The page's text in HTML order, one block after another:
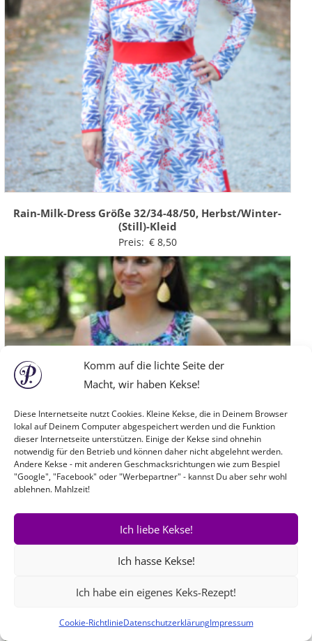
Komm auf die lichte Seite der
Macht, wir haben Kekse!
Diese Internetseite nutzt Cookies. Kleine Kekse, die in Deinem Browser
lokal auf Deinem Computer abgespeichert werden und die Funktion
dieser Internetseite unterstützen. Einige der Kekse sind ohnehin
notwendig für den Betrieb und können daher nicht abgelehnt werden.
Andere Kekse - mit anderen Geschmacksrichtungen wie zum Bespiel
"Google", "Facebook" oder "Werbepartner" - kannst Du aber sehr wohl
ablehnen. Mahlzeit!
Ich liebe Kekse!
Ich hasse Kekse!
Ich habe ein eigenes Keks-Rezept!
Cookie-RichtlinieDatenschutzerklärungImpressum
Rain-Milk-Dress Größe 32/34-48/50, Herbst/Winter-
(Still)-Kleid
Preis: €8,50
Bow-Cut-Dress OHNE ÄRMEL